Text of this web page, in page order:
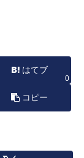
はてブ
0
コピー